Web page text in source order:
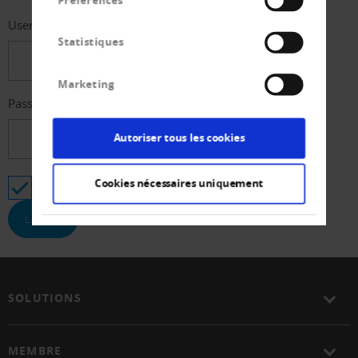
Statistiques
Marketing
Autoriser tous les cookies
Cookies nécessaires uniquement
Username
Password
Stay logged in
SOLUTIONS
MEMBRE